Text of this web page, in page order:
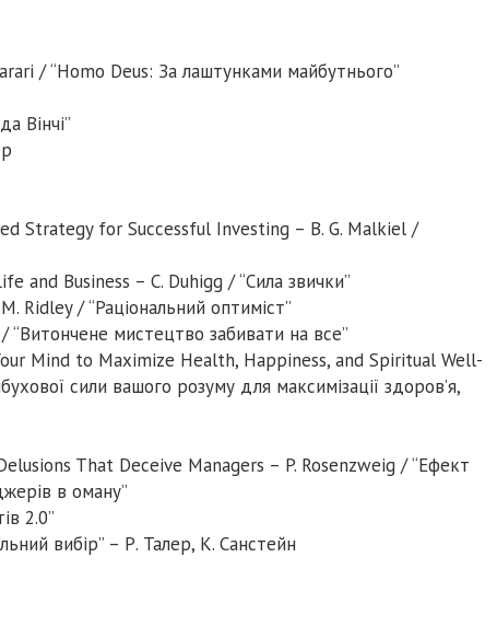
/ “Homo Deus: За лаштунками майбутнього”
Вінчі”
Strategy for Successful Investing – B. G. Malkiel /
and Business – C. Duhigg / “Сила звички”
/ “Раціональний оптиміст”
мистецтво забивати на все”
Mind to Maximize Health, Happiness, and Spiritual Well-
сили вашого розуму для максимізації здоров’я,
That Deceive Managers – P. Rosenzweig / “Ефект
в оману”
2.0”
вибір” – Р. Талер, К. Санстейн